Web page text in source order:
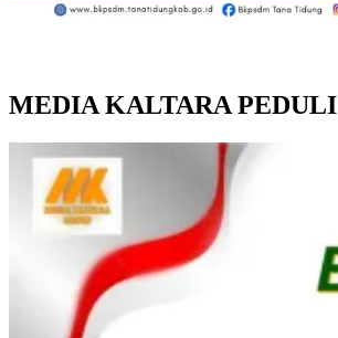
MEDIA KALTARA PEDULI